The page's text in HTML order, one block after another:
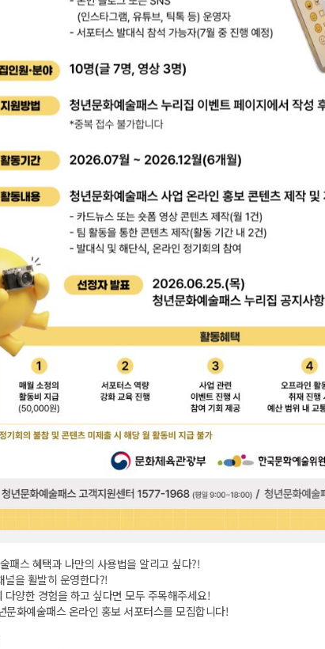
패스 혜택과 나만의 사용법을 알리고 싶다?!
널을 활발히 운영한다?!
다양한 경험을 하고 싶다면 모두 주목해주세요!
문화예술패스 온라인 홍보 서포터스를 모집합니다!